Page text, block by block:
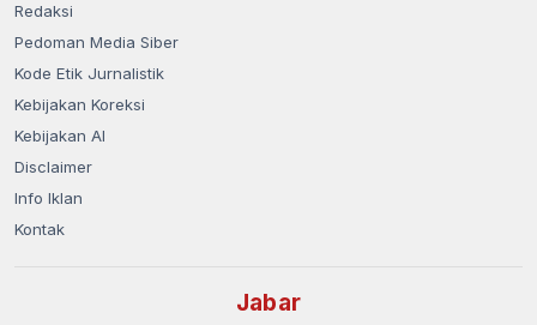
Redaksi
Pedoman Media Siber
Kode Etik Jurnalistik
Kebijakan Koreksi
Kebijakan AI
Disclaimer
Info Iklan
Kontak
Jabar